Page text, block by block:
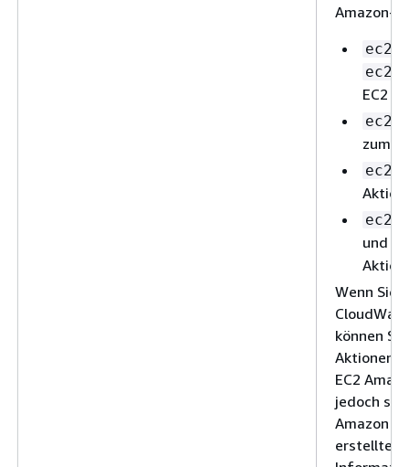
Amazon-
EC2
zum
und
Wenn Sie
können
Aktionen
EC2
jedoch
Amazon
erstellten